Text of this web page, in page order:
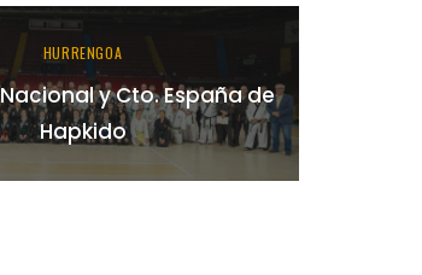
HURRENGOA
y Cto. España de
Hapkido